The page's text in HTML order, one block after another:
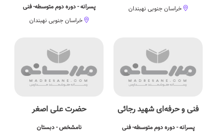
خراسان جنوبی نهبندان
پسرانه - دوره دوم متوسطه- فنی
خراسان جنوبی نهبندان
فنی و حرفه‌ای شهید رجائی
پسرانه - دوره دوم متوسطه- فنی
حضرت علی اصغر
نامشخص - دبستان